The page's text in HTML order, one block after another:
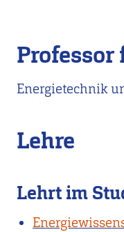
Professor
Energietechnik
Lehre
Lehrt im